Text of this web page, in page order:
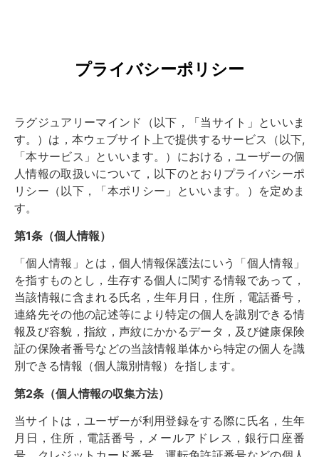
プライバシーポリシー
ラグジュアリーマインド（以下，「当サイト」といいま
す。）は，本ウェブサイト上で提供するサービス（以下,
「本サービス」といいます。）における，ユーザーの個
人情報の取扱いについて，以下のとおりプライバシーポ
リシー（以下，「本ポリシー」といいます。）を定めま
す。
第1条（個人情報）
「個人情報」とは，個人情報保護法にいう「個人情報」
を指すものとし，生存する個人に関する情報であって，
当該情報に含まれる氏名，生年月日，住所，電話番号，
連絡先その他の記述等により特定の個人を識別できる情
報及び容貌，指紋，声紋にかかるデータ，及び健康保険
証の保険者番号などの当該情報単体から特定の個人を識
別できる情報（個人識別情報）を指します。
第2条（個人情報の収集方法）
当サイトは，ユーザーが利用登録をする際に氏名，生年
月日，住所，電話番号，メールアドレス，銀行口座番